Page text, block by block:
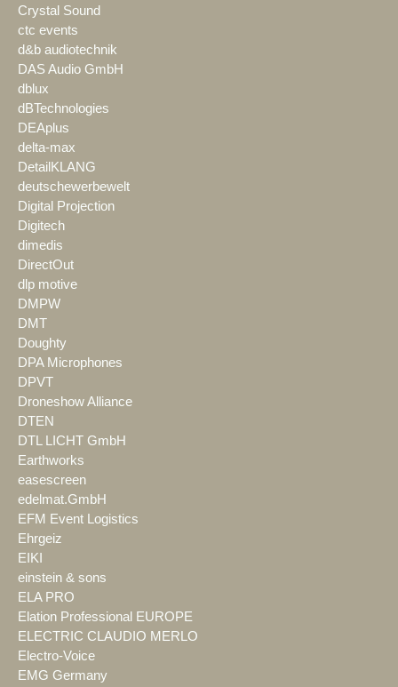
Crystal Sound
ctc events
d&b audiotechnik
DAS Audio GmbH
dblux
dBTechnologies
DEAplus
delta-max
DetailKLANG
deutschewerbewelt
Digital Projection
Digitech
dimedis
DirectOut
dlp motive
DMPW
DMT
Doughty
DPA Microphones
DPVT
Droneshow Alliance
DTEN
DTL LICHT GmbH
Earthworks
easescreen
edelmat.GmbH
EFM Event Logistics
Ehrgeiz
EIKI
einstein & sons
ELA PRO
Elation Professional EUROPE
ELECTRIC CLAUDIO MERLO
Electro-Voice
EMG Germany